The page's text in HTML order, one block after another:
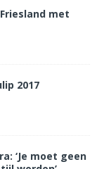
met
2017
‘Je moet geen